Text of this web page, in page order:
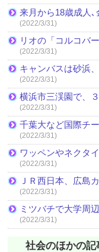
来月から18歳成人
(2022/3/31)
リオの「コルコバ
(2022/3/31)
キャンバスは砂浜
(2022/3/31)
横浜市三渓園で、
(2022/3/31)
千葉大など国際チ
(2022/3/31)
ワッペンやネクタ
(2022/3/31)
ＪＲ西日本、広島
(2022/3/31)
ミツバチで大学周
(2022/3/31)
社会のほかの記